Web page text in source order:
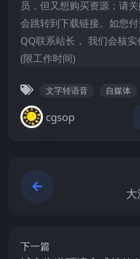
员，但又想购买资源；请
会跳转到下载链接。如您
QQ联系站长， 我们会核
(限工作时间)
文字转语音 自媒体
cgsop
下一篇